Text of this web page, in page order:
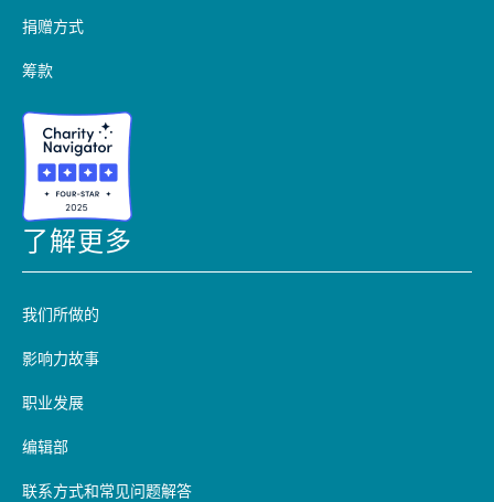
捐赠方式
筹款
了解更多
我们所做的
影响力故事
职业发展
编辑部
联系方式和常见问题解答